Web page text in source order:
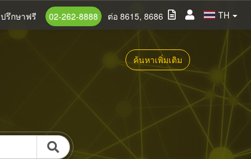
TH
ปรึกษาฟรี 02-262-8888 ต่อ 8615, 8686
ค้นหาเพิ่มเติม